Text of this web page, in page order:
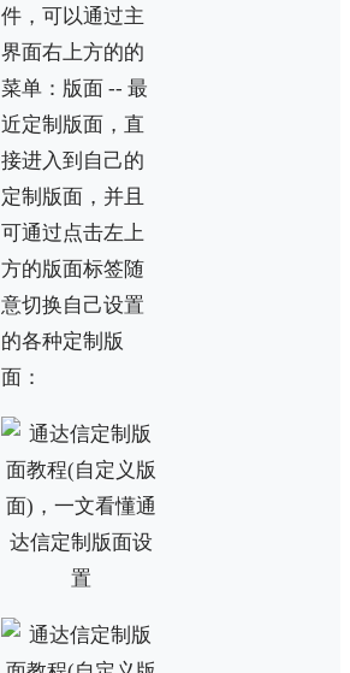
件，可以通过主
界面右上方的的
菜单：版面 -- 最
近定制版面，直
接进入到自己的
定制版面，并且
可通过点击左上
方的版面标签随
意切换自己设置
的各种定制版
面：